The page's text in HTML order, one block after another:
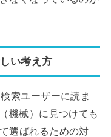
い考え方
索ユーザーに読ま
機械）に見つけても
選ばれるための対